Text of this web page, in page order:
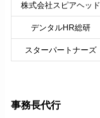
株式会社スピアヘッド
デンタルHR総研
スターパートナーズ
事務長代行